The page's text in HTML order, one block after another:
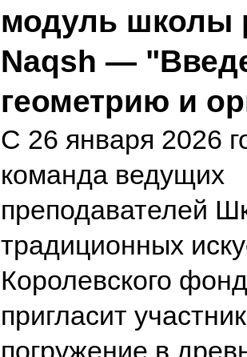
модуль школы
Naqsh —
геометрию и
С 26 января 2026
команда ведущих
преподавателей
традиционных
Королевского
пригласит
погружение в